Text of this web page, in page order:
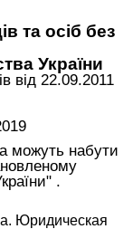
та осіб без
України
від 22.09.2011
можуть набути
.
Юридическая